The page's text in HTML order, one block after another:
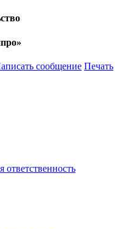
сообщение Печать
ответственность